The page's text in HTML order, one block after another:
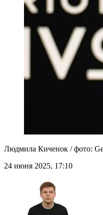
Людмила Киченок / фото:
24 июня 2025, 17:10